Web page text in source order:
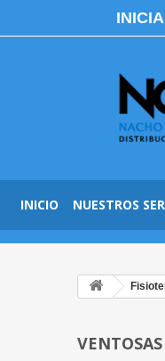
INICIO NUESTROS
VENTOSAS